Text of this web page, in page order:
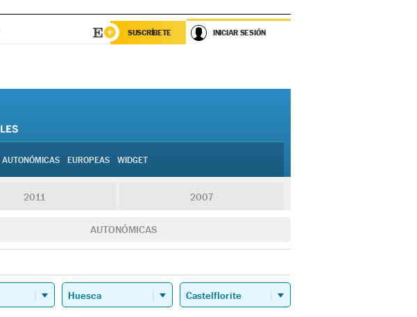
SUSCRÍBETE INICIAR SESIÓN
AUTONÓMICAS EUROPEAS WIDGET
2011 2007
AUTONÓMICAS